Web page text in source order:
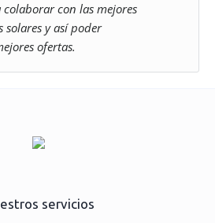
con las mejores
solares y así poder
ofertas.
servicios